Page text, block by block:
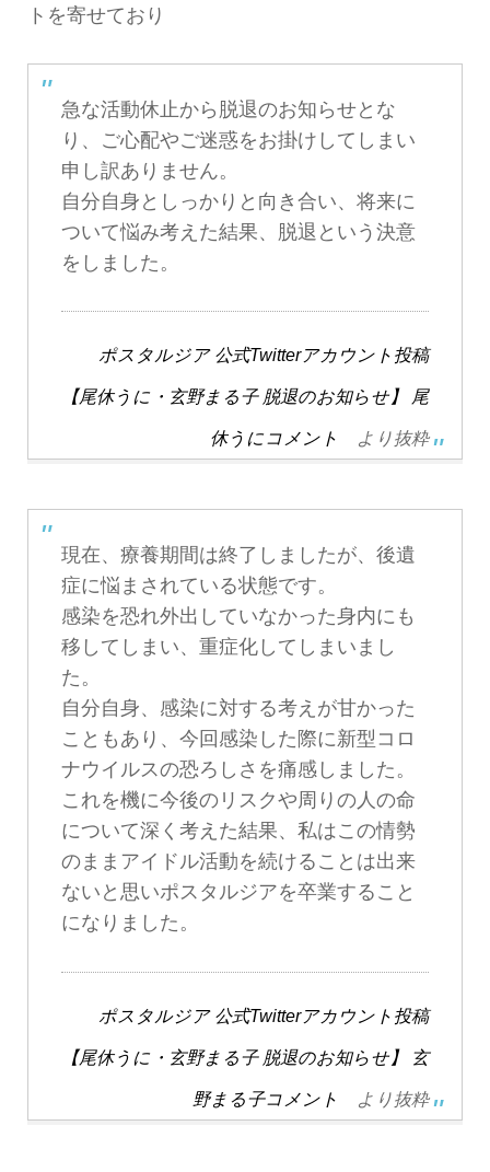
トを寄せており
急な活動休止から脱退のお知らせとな
り、ご心配やご迷惑をお掛けしてしまい
申し訳ありません。
自分自身としっかりと向き合い、将来に
ついて悩み考えた結果、脱退という決意
をしました。
ポスタルジア 公式Twitterアカウント投稿
【尾休うに・玄野まる子 脱退のお知らせ】 尾
休うにコメント より抜粋
現在、療養期間は終了しましたが、後遺
症に悩まされている状態です。
感染を恐れ外出していなかった身内にも
移してしまい、重症化してしまいまし
た。
自分自身、感染に対する考えが甘かった
こともあり、今回感染した際に新型コロ
ナウイルスの恐ろしさを痛感しました。
これを機に今後のリスクや周りの人の命
について深く考えた結果、私はこの情勢
のままアイドル活動を続けることは出来
ないと思いポスタルジアを卒業すること
になりました。
ポスタルジア 公式Twitterアカウント投稿
【尾休うに・玄野まる子 脱退のお知らせ】 玄
野まる子コメント より抜粋